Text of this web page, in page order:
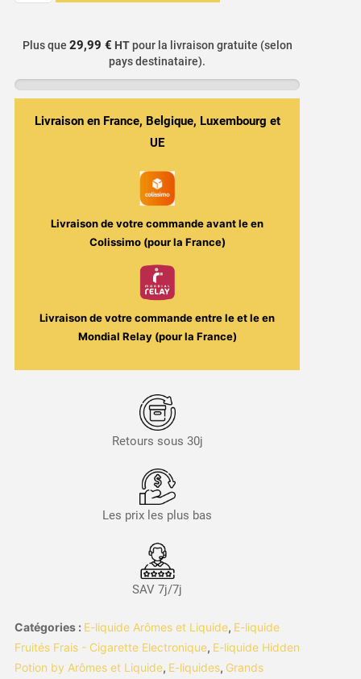
50ml
Plus que 29,99 € HTpour la livraison gratuite (selon
pays destinataire).
Livraison en France, Belgique, Luxembourg et
UE
Livraison de votre commande avant leen
Colissimo (pour la France)
Livraison de votre commande entre leet leen
Mondial Relay (pour la France)
Retours sous 30j
Les prix les plus bas
SAV 7j/7j
Catégories : E-liquide Arômes et Liquide, E-liquide
Fruités Frais - Cigarette Electronique, E-liquide Hidden
Potion by Arômes et Liquide, E-liquides, Grands